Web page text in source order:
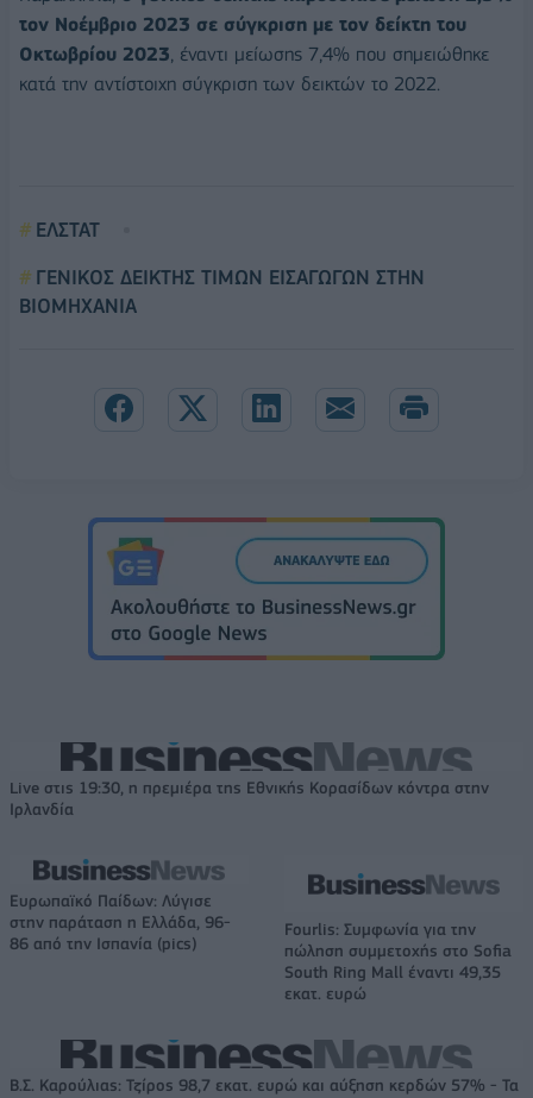
τον Νοέμβριο 2023 σε σύγκριση με τον δείκτη του
Οκτωβρίου 2023, έναντι μείωσης 7,4% που σημειώθηκε
κατά την αντίστοιχη σύγκριση των δεικτών το 2022.
ΕΛΣΤΑΤ
ΓΕΝΙΚΟΣ ΔΕΙΚΤΗΣ ΤΙΜΩΝ ΕΙΣΑΓΩΓΩΝ ΣΤΗΝ
ΒΙΟΜΗΧΑΝΙΑ
Live στις 19:30, η πρεμιέρα της Εθνικής Κορασίδων κόντρα στην
Ιρλανδία
Ευρωπαϊκό Παίδων: Λύγισε
στην παράταση η Ελλάδα, 96-
86 από την Ισπανία (pics)
Fourlis: Συμφωνία για την
πώληση συμμετοχής στο Sofia
South Ring Mall έναντι 49,35
εκατ. ευρώ
Β.Σ. Καρούλιας: Τζίρος 98,7 εκατ. ευρώ και αύξηση κερδών 57% - Τα